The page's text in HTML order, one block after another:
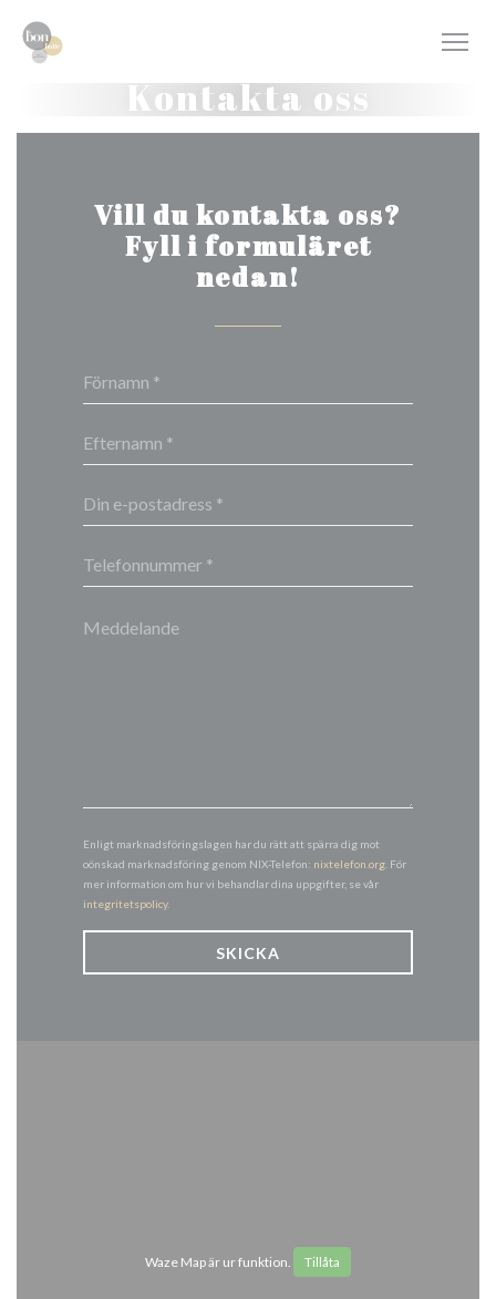
Kontakta oss
Vill du kontakta oss?
Fyll i formuläret
nedan!
Enligt marknadsföringslagen har du rätt att spärra dig mot
oönskad marknadsföring genom NIX-Telefon: nixtelefon.org . För
mer information om hur vi behandlar dina uppgifter, se vår
integritetspolicy.
Waze Map är ur funktion. Tillåta